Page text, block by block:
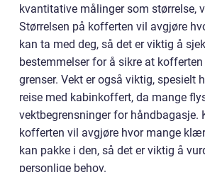
kvantitative målinger som størrelse,
Størrelsen på kofferten vil avgjøre
kan ta med deg, så det er viktig å
bestemmelser for å sikre at
grenser. Vekt er også viktig, spesielt
reise med kabinkoffert, da mange
vektbegrensninger for håndbagasje.
kofferten vil avgjøre hvor mange
kan pakke i den, så det er viktig å
personlige behov.